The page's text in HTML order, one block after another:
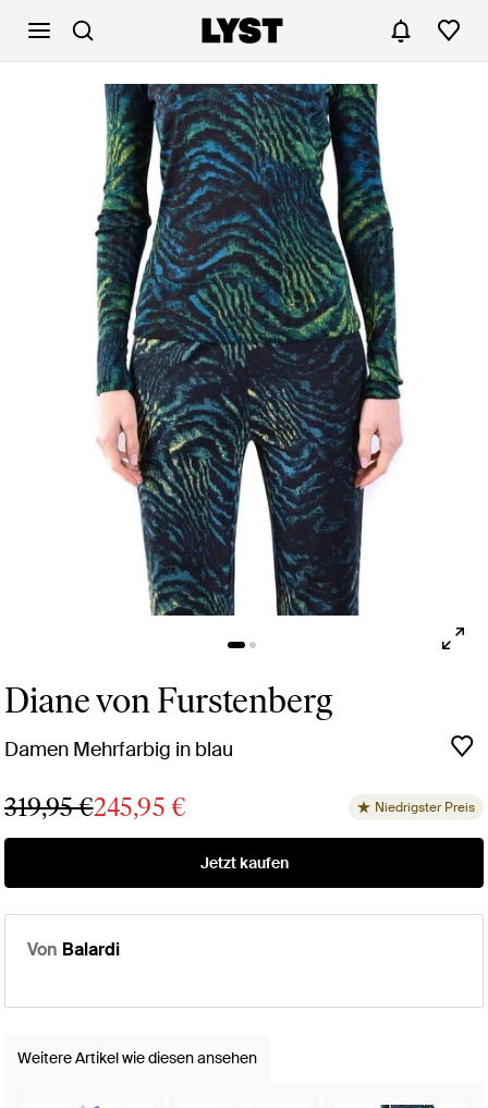
Diane von Furstenberg
Damen Mehrfarbig in blau
319,95 €245,95 € Niedrigster Preis
Jetzt kaufen
Von Balardi
Weitere Artikel wie diesen ansehen